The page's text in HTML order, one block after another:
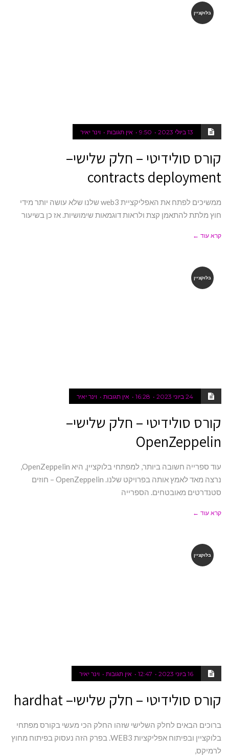
בלוקציין
13 ביולי 2023 9:50 אין תגובות וינר יאיר
קורס סולידיטי – חלק שלישי–
contracts deployment
ממשיכים לפתח את האפליקציית web3 שלנו שלא עושה יותר מידי
חוץ מלתת להתאמן קצת ולראות דוגמאות שימושיות. אז כן בשיעור
קרא עוד ←
בלוקציין
24 ביוני 2023 16:28 אין תגובות וינר יאיר
קורס סולידיטי – חלק שלישי–
OpenZeppelin
עוד ספרייה חשובה ביותר, למפתחי בלוקציין, היא OpenZeppelin,
נרצה מאד לאמץ אותה בפרויקט שלנו. OpenZeppelin – חוזים
סטנדרטים מאובטחים. הספרייה
קרא עוד ←
בלוקציין
16 ביוני 2023 12:47 אין תגובות וינר יאיר
קורס סולידיטי – חלק שלישי– hardhat
ברוכים הבאים לחלק השלישי שזהו החלק הכי מעשי בקורס מפתחי
בלוקציין ובפיתוח אפליקציות WEB3. בפרק הזה נעסוק בפיתוח מחוץ
לרמיקס,